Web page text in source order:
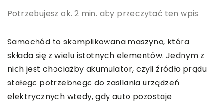
Potrzebujesz ok. 2 min. aby przeczytać ten wpis
Samochód to skomplikowana maszyna, która
składa się z wielu istotnych elementów. Jednym z
nich jest chociażby akumulator, czyli źródło prądu
stałego potrzebnego do zasilania urządzeń
elektrycznych wtedy, gdy auto pozostaje